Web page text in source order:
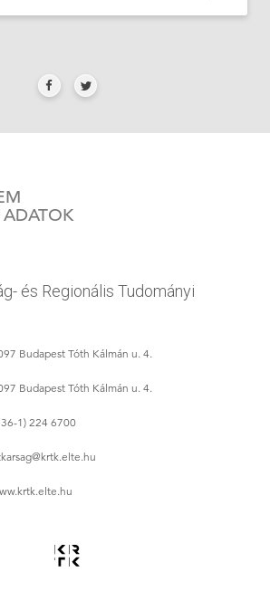
és Regionális Tudományi
Budapest Tóth Kálmán u. 4.
Budapest Tóth Kálmán u. 4.
1) 224 6700
@krtk.elte.hu